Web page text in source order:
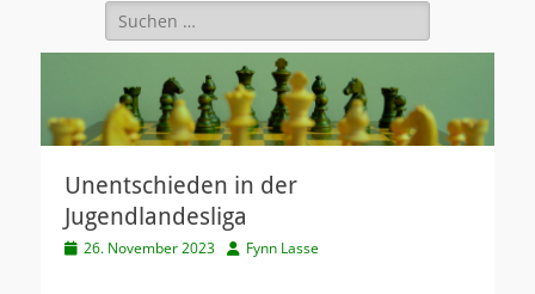
Suchen
nach:
Unentschieden in der
Jugendlandesliga
Veröffentlicht
26. November 2023 AutorFynn Lasse